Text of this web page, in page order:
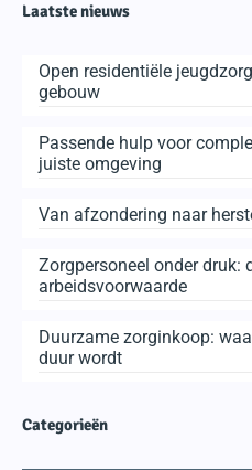
Laatste nieuws
Open residentiële
gebouw
Passende hulp voor
juiste omgeving
Van afzondering naar
Zorgpersoneel onder druk:
arbeidsvoorwaarde
Duurzame zorginkoop:
duur wordt
Categorieën